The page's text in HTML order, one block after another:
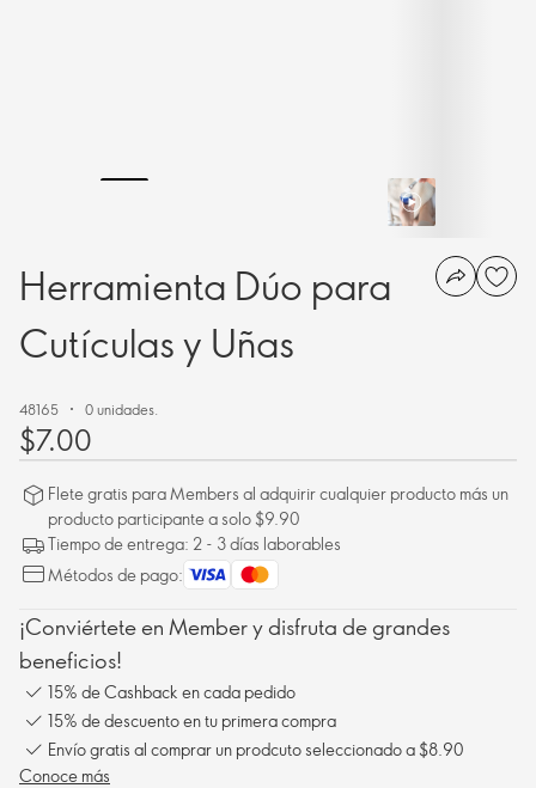
Herramienta Dúo para
Cutículas y Uñas
48165 0 unidades.
$7.00
Flete gratis para Members al adquirir cualquier producto más un
producto participante a solo $9.90
Tiempo de entrega: 2 - 3 días laborables
Métodos de pago:
¡Conviértete en Member y disfruta de grandes
beneficios!
15% de Cashback en cada pedido
15% de descuento en tu primera compra
Envío gratis al comprar un prodcuto seleccionado a $8.90
Conoce más